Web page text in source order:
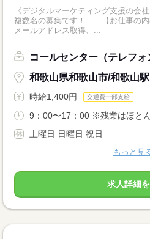
《デジタルマーケティング支援の会
複数名の募集です！ 【お仕事の内
メールアドレス取得、...
コールセンター（テレフォ
和歌山県和歌山市/和歌山駅
時給1,400円 交通費一部支給
9：00〜17：00 ※残業はほと
土曜日 日曜日 祝日
もっと見
求人詳細